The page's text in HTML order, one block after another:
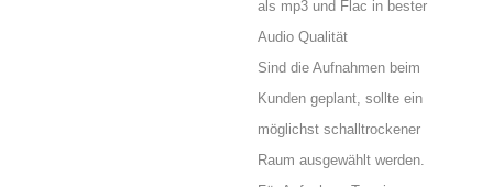
als mp3 und Flac in bester
Audio Qualität
Sind die Aufnahmen beim
Kunden geplant, sollte ein
möglichst schalltrockener
Raum ausgewählt werden.